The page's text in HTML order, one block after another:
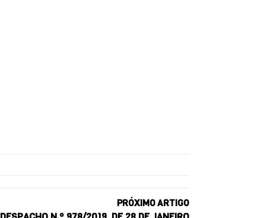
PRÓXIMO ARTIGO